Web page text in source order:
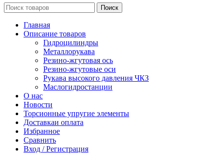
Поиск
Главная
Описание товаров
Гидроцилиндры
Металлорукава
Резино-жгутовая ось
Резино-жгутовые оси
Рукава высокого давления ЧКЗ
Маслогидростанции
О нас
Новости
Торсионные упругие элементы
Доставкаи оплата
Избранное
Сравнить
Вход / Регистрация